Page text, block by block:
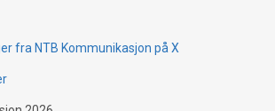
fra NTB Kommunikasjon på X